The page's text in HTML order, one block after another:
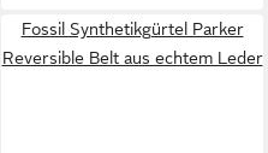
Fossil Synthetikgürtel Parker
Reversible Belt aus echtem Leder